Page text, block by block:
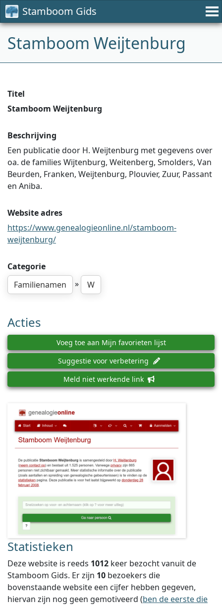
Stamboom Gids
Stamboom Weijtenburg
Titel
Stamboom Weijtenburg
Beschrijving
Een publicatie door H. Weijtenburg met gegevens over
oa. de families Wijtenburg, Weitenberg, Smolders, Van
Beurden, Franken, Weijtenburg, Plouvier, Zuur, Passant
en Aniba.
Website adres
https://www.genealogieonline.nl/stamboom-
weijtenburg/
Categorie
Familienamen
» W
Acties
Voeg toe aan Mijn favorieten lijst
Suggestie voor verbetering
Meld niet werkende link
Statistieken
Deze website is reeds 1012 keer bezocht vanuit de
Stamboom Gids. Er zijn 10 bezoekers die
bovenstaande website een cijfer hebben gegeven,
hiervan zijn nog geen gemotiveerd (ben de eerste die